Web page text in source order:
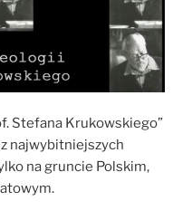
Stefana Krukowskiego”
najwybitniejszych
na gruncie Polskim,